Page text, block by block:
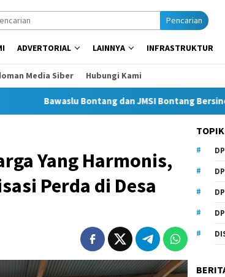
Pencarian
ADVERTORIAL LAINNYA INFRASTRUKTUR
Media Siber Hubungi Kami
Bontang dan JMSI Bontang Bersinergi Lawan
Yang Harmonis,
Perda di Desa